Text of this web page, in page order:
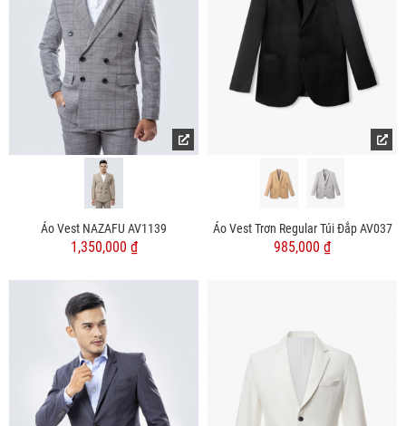
Áo Vest NAZAFU AV1139
1,350,000 ₫
Áo Vest Trơn Regular Túi Đắp AV037
985,000 ₫